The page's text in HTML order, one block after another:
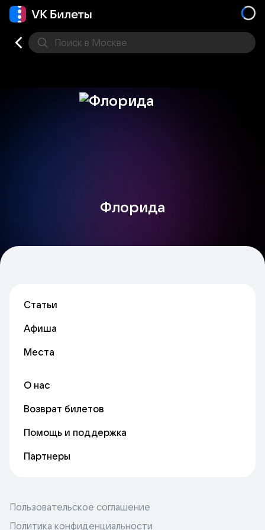
Поиск в Москве
Флорида
Статьи
Афиша
Места
О нас
Возврат билетов
Помощь и поддержка
Партнеры
Пользовательское соглашение
Политика конфиденциальности